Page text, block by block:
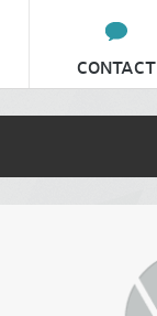
CONTACT